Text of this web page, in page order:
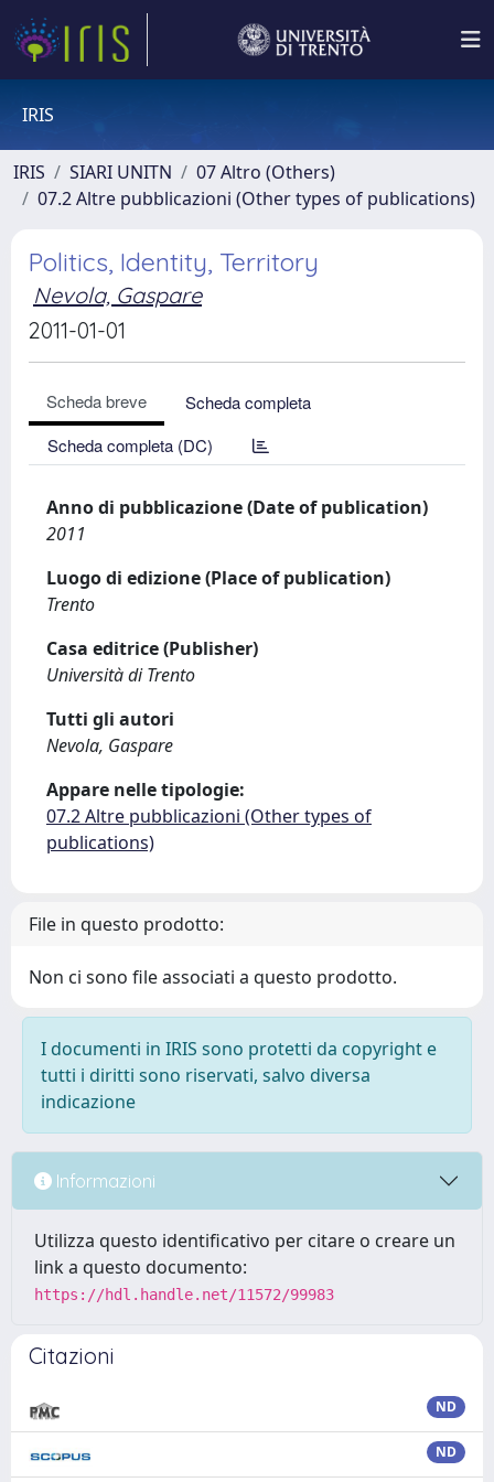
IRIS
IRIS SIARI UNITN
07 Altro (Others)
07.2 Altre pubblicazioni (Other types of publications)
Politics, Identity, Territory
Nevola, Gaspare
2011-01-01
Scheda breve
Scheda completa
Scheda completa (DC)
Anno di pubblicazione (Date of publication)
2011
Luogo di edizione (Place of publication)
Trento
Casa editrice (Publisher)
Università di Trento
Tutti gli autori
Nevola, Gaspare
Appare nelle tipologie:
07.2 Altre pubblicazioni (Other types of
publications)
File in questo prodotto:
Non ci sono file associati a questo prodotto.
I documenti in IRIS sono protetti da copyright e
tutti i diritti sono riservati, salvo diversa
indicazione
Informazioni
Utilizza questo identificativo per citare o creare un
link a questo documento:
https://hdl.handle.net/11572/99983
Citazioni
ND
ND